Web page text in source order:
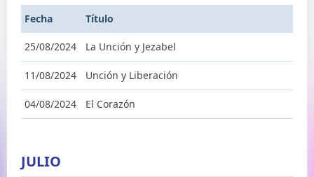
Fecha Título
25/08/2024 La Unción y Jezabel
11/08/2024 Unción y Liberación
04/08/2024 El Corazón
JULIO